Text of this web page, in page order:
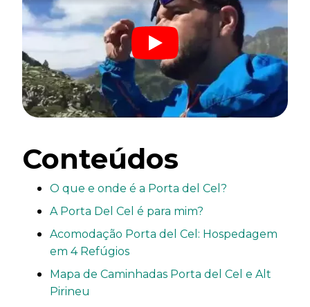
Conteúdos
O que e onde é a Porta del Cel?
A Porta Del Cel é para mim?
Acomodação Porta del Cel: Hospedagem
em 4 Refúgios
Mapa de Caminhadas Porta del Cel e Alt
Pirineu